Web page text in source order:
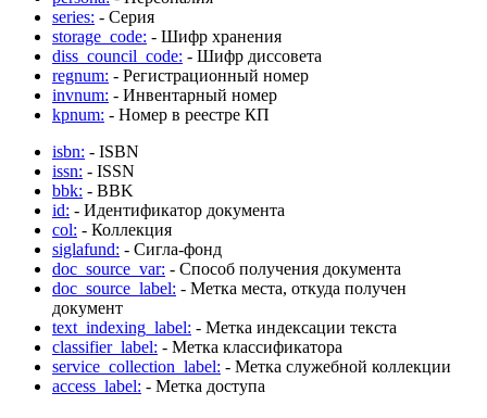
series: - Серия
storage_code: - Шифр хранения
diss_council_code: - Шифр диссовета
regnum: - Регистрационный номер
invnum: - Инвентарный номер
kpnum: - Номер в реестре КП
isbn: - ISBN
issn: - ISSN
bbk: - BBK
id: - Идентификатор документа
col: - Коллекция
siglafund: - Сигла-фонд
doc_source_var: - Способ получения документа
doc_source_label: - Метка места, откуда получен
документ
text_indexing_label: - Метка индексации текста
classifier_label: - Метка классификатора
service_collection_label: - Метка служебной коллекции
access_label: - Метка доступа